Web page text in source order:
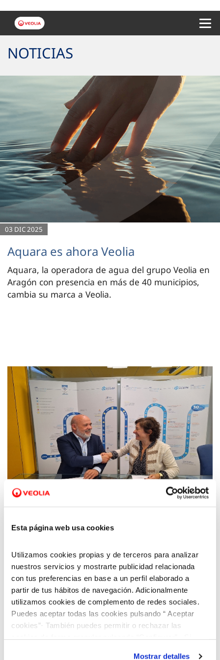
Esta página web usa cookies
Utilizamos cookies propias y de terceros para analizar
nuestros servicios y mostrarte publicidad relacionada
con tus preferencias en base a un perfil elaborado a
partir de tus hábitos de navegación. Adicionalmente
utilizamos cookies de complemento de redes sociales.
Puedes aceptar todas las cookies pulsando “ Aceptar
cookies”· También puedes permitir o rechazar las
Mostrar detalles
NOTICIAS
03 DIC 2025
Aquara es ahora Veolia
Aquara, la operadora de agua del grupo Veolia en
Aragón con presencia en más de 40 municipios,
cambia su marca a Veolia.
02 MAY 2025
juntos en un proyecto municipal para
en edificios de la ciudad